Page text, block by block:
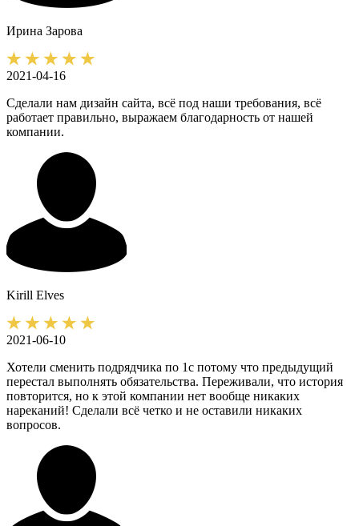
Ирина Зарова
2021-04-16
Сделали нам дизайн сайта, всё под наши требования, всё
работает правильно, выражаем благодарность от нашей
компании.
Kirill Elves
2021-06-10
Хотели сменить подрядчика по 1с потому что предыдущий
перестал выполнять обязательства. Переживали, что история
повторится, но к этой компании нет вообще никаких
нареканий! Сделали всё четко и не оставили никаких
вопросов.